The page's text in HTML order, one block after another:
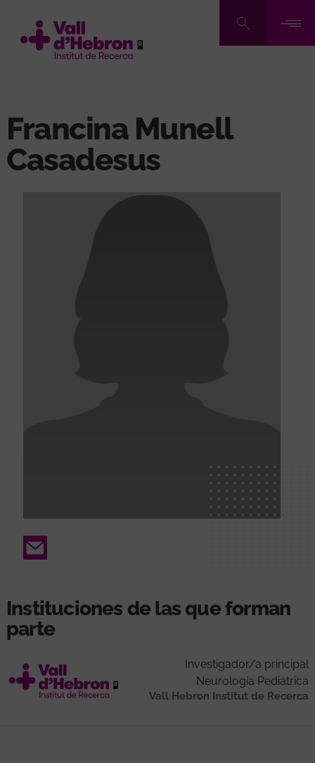
contenido
Francina Munell
Casadesus
Email
Instituciones de las que forman
parte
Investigador/a principal
Neurología Pediátrica
Vall Hebron Institut de Recerca